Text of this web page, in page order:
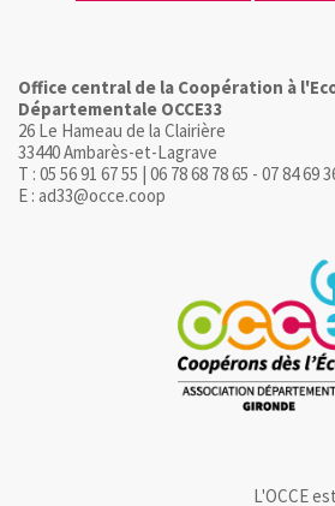
Office central de la Coopération à
Départementale OCCE33
26 Le Hameau de la Clairière
33440 Ambarès-et-Lagrave
T : 05 56 91 67 55 | 06 78 68 78 65 - 07 84 69
E : ad33@occe.coop
L'OCCE